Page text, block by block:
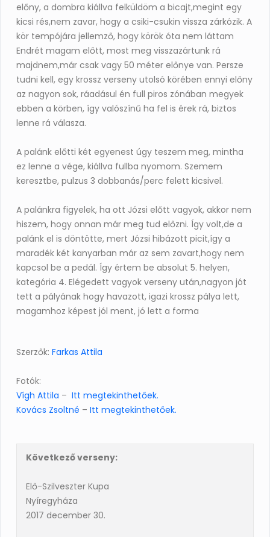
előny, a dombra kiállva felküldöm a bicajt,megint egy
kicsi rés,nem zavar, hogy a csiki-csukin vissza zárkózik. A
kör tempójára jellemző, hogy körök óta nem láttam
Endrét magam előtt, most meg visszazártunk rá
majdnem,már csak vagy 50 méter előnye van. Persze
tudni kell, egy krossz verseny utolsó körében ennyi előny
az nagyon sok, ráadásul én full piros zónában megyek
ebben a körben, így valószínű ha fel is érek rá, biztos
lenne rá válasza.
A palánk előtti két egyenest úgy teszem meg, mintha
ez lenne a vége, kiállva fullba nyomom. Szemem
keresztbe, pulzus 3 dobbanás/perc felett kicsivel.
A palánkra figyelek, ha ott Józsi előtt vagyok, akkor nem
hiszem, hogy onnan már meg tud előzni. Így volt,de a
palánk el is döntötte, mert Józsi hibázott picit,így a
maradék két kanyarban már az sem zavart,hogy nem
kapcsol be a pedál. Így értem be absolut 5. helyen,
kategória 4. Elégedett vagyok verseny után,nagyon jót
tett a pályának hogy havazott, igazi krossz pálya lett,
magamhoz képest jól ment, jó lett a forma
Szerzők: Farkas Attila
Fotók:
Vígh Attila – Itt megtekinthetőek.
Kovács Zsoltné – Itt megtekinthetőek.
Következő verseny:
Elő-Szilveszter Kupa
Nyíregyháza
2017 december 30.